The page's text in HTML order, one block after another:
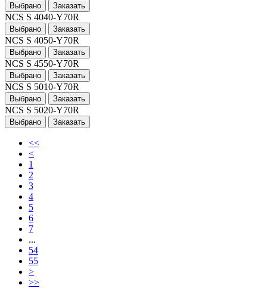
Выбрано Заказать
NCS S 4040-Y70R
Выбрано Заказать
NCS S 4050-Y70R
Выбрано Заказать
NCS S 4550-Y70R
Выбрано Заказать
NCS S 5010-Y70R
Выбрано Заказать
NCS S 5020-Y70R
Выбрано Заказать
<<
<
1
2
3
4
5
6
7
...
54
55
>
>>